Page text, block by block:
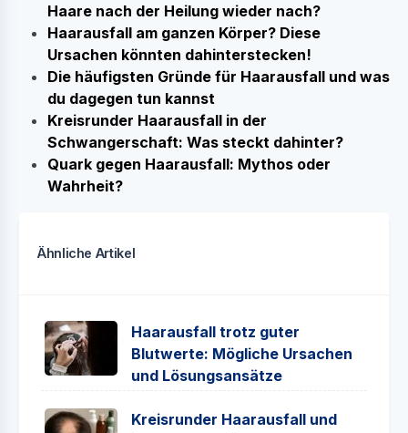
Haare nach der Heilung wieder nach?
Haarausfall am ganzen Körper? Diese
Ursachen könnten dahinterstecken!
Die häufigsten Gründe für Haarausfall und was
du dagegen tun kannst
Kreisrunder Haarausfall in der
Schwangerschaft: Was steckt dahinter?
Quark gegen Haarausfall: Mythos oder
Wahrheit?
Ähnliche Artikel
Haarausfall trotz guter
Blutwerte: Mögliche Ursachen
und Lösungsansätze
Kreisrunder Haarausfall und